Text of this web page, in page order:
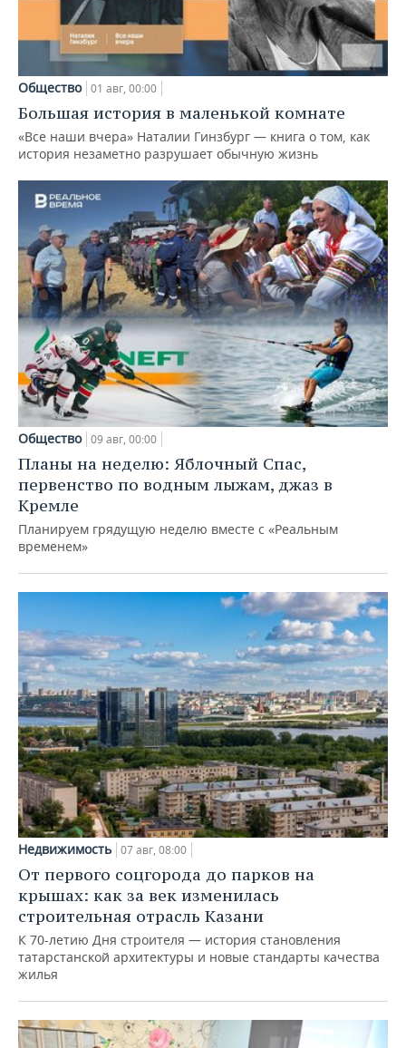
Общество 01 авг, 00:00
Большая история в маленькой комнате
«Все наши вчера» Наталии Гинзбург — книга о том, как
история незаметно разрушает обычную жизнь
Общество 09 авг, 00:00
Планы на неделю: Яблочный Спас,
первенство по водным лыжам, джаз в
Кремле
Планируем грядущую неделю вместе с «Реальным
временем»
Недвижимость 07 авг, 08:00
От первого соцгорода до парков на
крышах: как за век изменилась
строительная отрасль Казани
К 70-летию Дня строителя — история становления
татарстанской архитектуры и новые стандарты качества
жилья